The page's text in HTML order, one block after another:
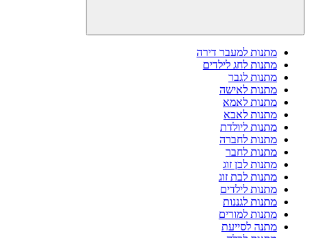
מתנות למעבר דירה
מתנות לחג לילדים
מתנות לגבר
מתנות לאישה
מתנות לאמא
מתנות לאבא
מתנות ליולדת
מתנות לחברה
מתנות לחבר
מתנות לבן זוג
מתנות לבת זוג
מתנות לילדים
מתנות לגננות
מתנות למורים
מתנה לסייעת